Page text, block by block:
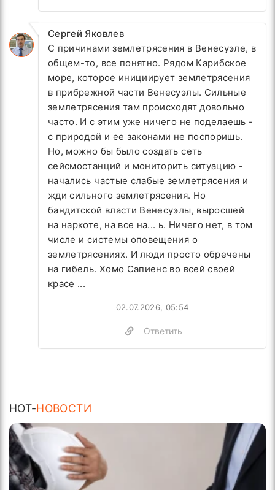
Сергей Яковлев
С причинами землетрясения в Венесуэле, в
общем-то, все понятно. Рядом Карибское
море, которое инициирует землетрясения
в прибрежной части Венесуэлы. Сильные
землетрясения там происходят довольно
часто. И с этим уже ничего не поделаешь -
с природой и ее законами не поспоришь.
Но, можно бы было создать сеть
сейсмостанций и мониторить ситуацию -
начались частые слабые землетрясения и
жди сильного землетрясения. Но
бандитской власти Венесуэлы, выросшей
на наркоте, на все на... ь. Ничего нет, в том
числе и системы оповещения о
землетрясениях. И люди просто обречены
на гибель. Хомо Сапиенс во всей своей
красе ...
02.07.2026, 05:54
Ответить
HOT-НОВОСТИ